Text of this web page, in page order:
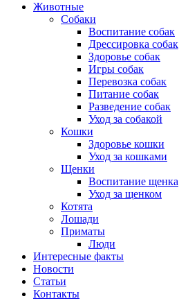
Животные
Собаки
Воспитание собак
Дрессировка собак
Здоровье собак
Игры собак
Перевозка собак
Питание собак
Разведение собак
Уход за собакой
Кошки
Здоровье кошки
Уход за кошками
Щенки
Воспитание щенка
Уход за щенком
Котята
Лошади
Приматы
Люди
Интересные факты
Новости
Статьи
Контакты